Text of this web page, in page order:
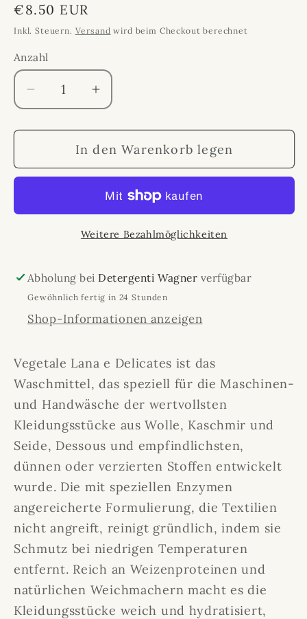
Normaler
Preis
€8.50 EUR
Inkl. Steuern. Versand wird beim Checkout berechnet
Anzahl
Anzahl
Verringere
die
Menge
Pflanzliche
Erhöhe
die
Menge
für
Pflanzliche
und
In den Warenkorb legen
Weitere Bezahlmöglichkeiten
Abholung bei Detergenti Wagner verfügbar
Gewöhnlich fertig in 24 Stunden
Shop-Informationen anzeigen
Vegetale Lana e Delicates ist das
Waschmittel, das speziell für die Maschinen-
und Handwäsche der wertvollsten
Kleidungsstücke aus Wolle, Kaschmir und
Seide, Dessous und empfindlichsten,
dünnen oder verzierten Stoffen entwickelt
wurde. Die mit speziellen Enzymen
angereicherte Formulierung, die Textilien
nicht angreift, reinigt gründlich, indem sie
Schmutz bei niedrigen Temperaturen
entfernt. Reich an Weizenproteinen und
natürlichen Weichmachern macht es die
Kleidungsstücke weich und hydratisiert,